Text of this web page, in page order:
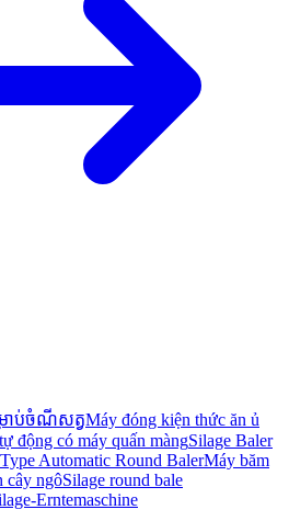
ាប់ចំណីសត្វMáy đóng kiện thức ăn ủ
động có máy quấn màngSilage Baler
Automatic Round BalerMáy băm
cây ngôSilage round bale
Erntemaschine